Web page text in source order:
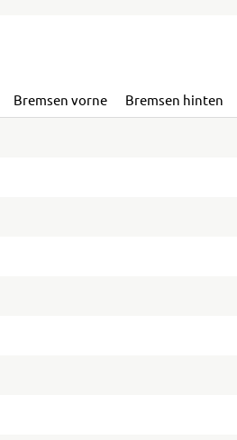
Bremsen vorne Bremsen hinten